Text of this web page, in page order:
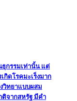
ธุกรรมเท่านั้น แต่
กิดโรคมะเร็งมาก
วิทยาแบบผสม
จากสหรัฐ มีคำ